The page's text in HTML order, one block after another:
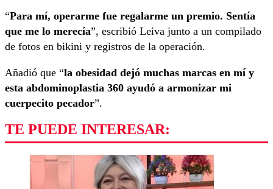
“Para mí, operarme fue regalarme un premio. Sentía
que me lo merecía”, escribió Leiva junto a un compilado
de fotos en bikini y registros de la operación.
Añadió que “la obesidad dejó muchas marcas en mí y
esta abdominoplastia 360 ayudó a armonizar mi
cuerpecito pecador”.
TE PUEDE INTERESAR: